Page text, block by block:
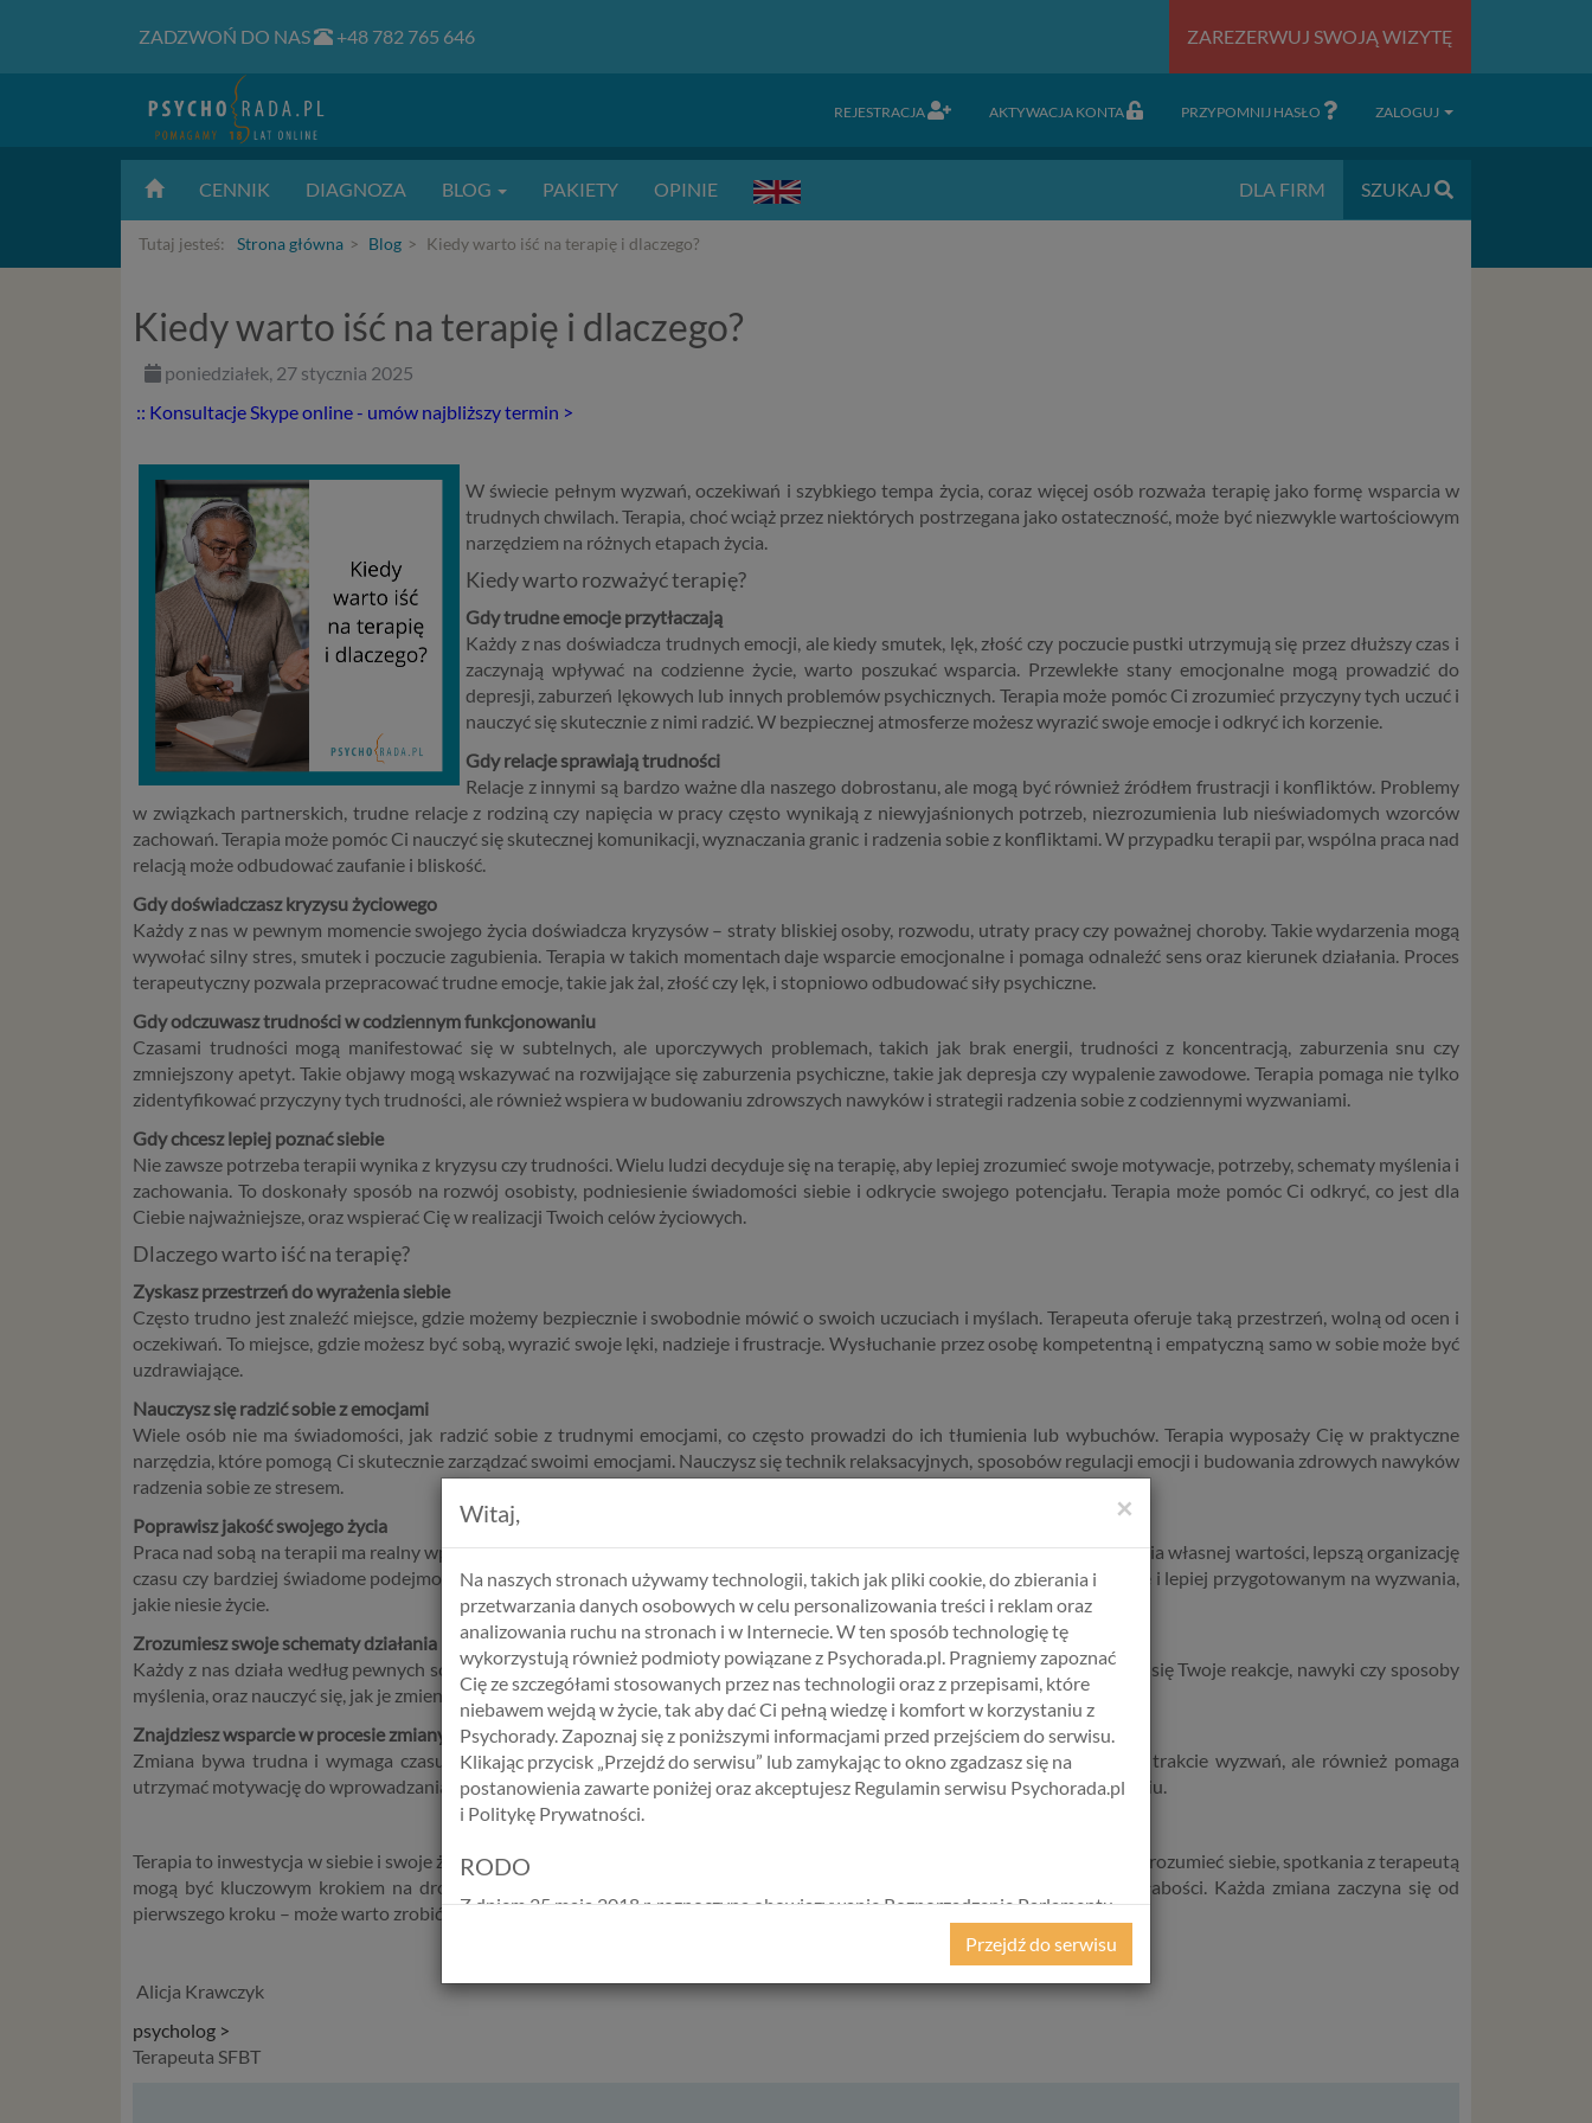
ZADZWOŃ DO NAS +48 782 765 646 ZAREZERWUJ SWOJĄ WIZYTĘ
REJESTRACJA AKTYWACJA KONTA PRZYPOMNIJ HASŁO ZALOGUJ
CENNIK DIAGNOZA BLOG PAKIETY OPINIE DLA FIRM SZUKAJ
Tutaj jesteś: Strona główna Blog Kiedy warto iść na terapię i dlaczego?
Kiedy warto iść na terapię i dlaczego?
poniedziałek, 27 stycznia 2025
:: Konsultacje Skype online - umów najbliższy termin >
W świecie pełnym wyzwań, oczekiwań i szybkiego tempa życia, coraz więcej osób rozważa terapię jako formę wsparcia w
trudnych chwilach. Terapia, choć wciąż przez niektórych postrzegana jako ostateczność, może być niezwykle wartościowym
narzędziem na różnych etapach życia.
Kiedy warto rozważyć terapię?
Gdy trudne emocje przytłaczają
Każdy z nas doświadcza trudnych emocji, ale kiedy smutek, lęk, złość czy poczucie pustki utrzymują się przez dłuższy czas i
zaczynają wpływać na codzienne życie, warto poszukać wsparcia. Przewlekłe stany emocjonalne mogą prowadzić do
depresji, zaburzeń lękowych lub innych problemów psychicznych. Terapia może pomóc Ci zrozumieć przyczyny tych uczuć i
nauczyć się skutecznie z nimi radzić. W bezpiecznej atmosferze możesz wyrazić swoje emocje i odkryć ich korzenie.
Gdy relacje sprawiają trudności
Relacje z innymi są bardzo ważne dla naszego dobrostanu, ale mogą być również źródłem frustracji i konfliktów. Problemy
w związkach partnerskich, trudne relacje z rodziną czy napięcia w pracy często wynikają z niewyjaśnionych potrzeb, niezrozumienia lub nieświadomych wzorców
zachowań. Terapia może pomóc Ci nauczyć się skutecznej komunikacji, wyznaczania granic i radzenia sobie z konfliktami. W przypadku terapii par, wspólna praca nad
relacją może odbudować zaufanie i bliskość.
Gdy doświadczasz kryzysu życiowego
Każdy z nas w pewnym momencie swojego życia doświadcza kryzysów – straty bliskiej osoby, rozwodu, utraty pracy czy poważnej choroby. Takie wydarzenia mogą
wywołać silny stres, smutek i poczucie zagubienia. Terapia w takich momentach daje wsparcie emocjonalne i pomaga odnaleźć sens oraz kierunek działania. Proces
terapeutyczny pozwala przepracować trudne emocje, takie jak żal, złość czy lęk, i stopniowo odbudować siły psychiczne.
Gdy odczuwasz trudności w codziennym funkcjonowaniu
Czasami trudności mogą manifestować się w subtelnych, ale uporczywych problemach, takich jak brak energii, trudności z koncentracją, zaburzenia snu czy
zmniejszony apetyt. Takie objawy mogą wskazywać na rozwijające się zaburzenia psychiczne, takie jak depresja czy wypalenie zawodowe. Terapia pomaga nie tylko
zidentyfikować przyczyny tych trudności, ale również wspiera w budowaniu zdrowszych nawyków i strategii radzenia sobie z codziennymi wyzwaniami.
Gdy chcesz lepiej poznać siebie
Nie zawsze potrzeba terapii wynika z kryzysu czy trudności. Wielu ludzi decyduje się na terapię, aby lepiej zrozumieć swoje motywacje, potrzeby, schematy myślenia i
zachowania. To doskonały sposób na rozwój osobisty, podniesienie świadomości siebie i odkrycie swojego potencjału. Terapia może pomóc Ci odkryć, co jest dla
Ciebie najważniejsze, oraz wspierać Cię w realizacji Twoich celów życiowych.
Dlaczego warto iść na terapię?
Zyskasz przestrzeń do wyrażenia siebie
Często trudno jest znaleźć miejsce, gdzie możemy bezpiecznie i swobodnie mówić o swoich uczuciach i myślach. Terapeuta oferuje taką przestrzeń, wolną od ocen i
oczekiwań. To miejsce, gdzie możesz być sobą, wyrazić swoje lęki, nadzieje i frustracje. Wysłuchanie przez osobę kompetentną i empatyczną samo w sobie może być
uzdrawiające.
Nauczysz się radzić sobie z emocjami
Wiele osób nie ma świadomości, jak radzić sobie z trudnymi emocjami, co często prowadzi do ich tłumienia lub wybuchów. Terapia wyposaży Cię w praktyczne
narzędzia, które pomogą Ci skutecznie zarządzać swoimi emocjami. Nauczysz się technik relaksacyjnych, sposobów regulacji emocji i budowania zdrowych nawyków
radzenia sobie ze stresem.
Poprawisz jakość swojego życia
Praca nad sobą na terapii ma realny wpływ na codzienne życie. Możesz zauważyć poprawę w relacjach z innymi, wzrost poczucia własnej wartości, lepszą organizację
czasu czy bardziej świadome podejmowanie decyzji. Proces terapeutyczny pomaga Ci stać się bardziej odpornym psychicznie i lepiej przygotowanym na wyzwania,
jakie niesie życie.
Zrozumiesz swoje schematy działania
Każdy z nas działa według pewnych schematów, które nie zawsze są dla nas korzystne. Na terapii możesz odkryć, skąd biorą się Twoje reakcje, nawyki czy sposoby
myślenia, oraz nauczyć się, jak je zmieniać. Ta świadomość pozwala Ci budować życie zgodne z Twoimi wartościami i celami.
Znajdziesz wsparcie w procesie zmiany
Zmiana bywa trudna i wymaga czasu, ale z pomocą terapeuty jest bardziej osiągalna. Terapeuta nie tylko wspiera Cię w trakcie wyzwań, ale również pomaga
utrzymać motywację do wprowadzania trwałych zmian. To partner, który będzie Cię wspierał w Twojej drodze ku lepszemu życiu.
Terapia to inwestycja w siebie i swoje życie. Niezależnie od tego, czy doświadczasz trudnych chwil, czy po prostu chcesz lepiej zrozumieć siebie, spotkania z terapeutą
mogą być kluczowym krokiem na drodze do poprawy jakości życia. Pamiętaj, że proszenie o pomoc to oznaka siły, nie słabości. Każda zmiana zaczyna się od
pierwszego kroku – może warto zrobić go już dziś?
Alicja Krawczyk
psycholog >
Terapeuta SFBT
×
Witaj,
Na naszych stronach używamy technologii, takich jak pliki cookie, do zbierania i
przetwarzania danych osobowych w celu personalizowania treści i reklam oraz
analizowania ruchu na stronach i w Internecie. W ten sposób technologię tę
wykorzystują również podmioty powiązane z Psychorada.pl. Pragniemy zapoznać
Cię ze szczegółami stosowanych przez nas technologii oraz z przepisami, które
niebawem wejdą w życie, tak aby dać Ci pełną wiedzę i komfort w korzystaniu z
Psychorady. Zapoznaj się z poniższymi informacjami przed przejściem do serwisu.
Klikając przycisk „Przejdź do serwisu” lub zamykając to okno zgadzasz się na
postanowienia zawarte poniżej oraz akceptujesz Regulamin serwisu Psychorada.pl
i Politykę Prywatności.
RODO
Z dniem 25 maja 2018 r. rozpoczyna obowiązywanie Rozporządzenie Parlamentu
Europejskiego i Rady (UE) 2016/679 z dnia 27 kwietnia 2016 r. w sprawie ochrony
osób fizycznych w związku z przetwarzaniem danych osobowych i w sprawie
swobodnego przepływu takich danych oraz uchylenia dyrektywy 95/46/WE
Przejdź do serwisu